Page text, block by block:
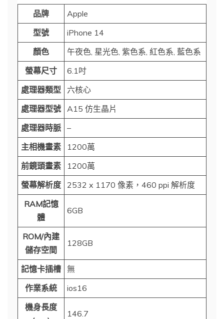
品牌
Apple
型號
iPhone 14
顏色
午夜色, 星光色, 紫色系, 紅色系, 藍色系
螢幕尺寸
6.1吋
處理器類型
六核心
處理器型號
A15 仿生晶片
處理器時脈 –
主相機畫素
1200萬
前鏡頭畫素
1200萬
螢幕解析度
2532 x 1170 像素，460 ppi 解析度
RAM記憶
體
6GB
ROM/內建
儲存空間
128GB
記憶卡插槽 無
作業系統
ios16
機身長度
146.7